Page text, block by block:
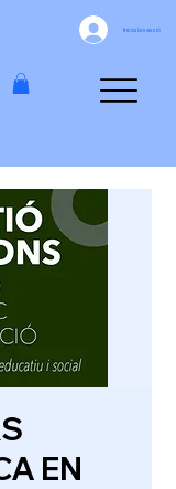
Inicia la sessió
EN